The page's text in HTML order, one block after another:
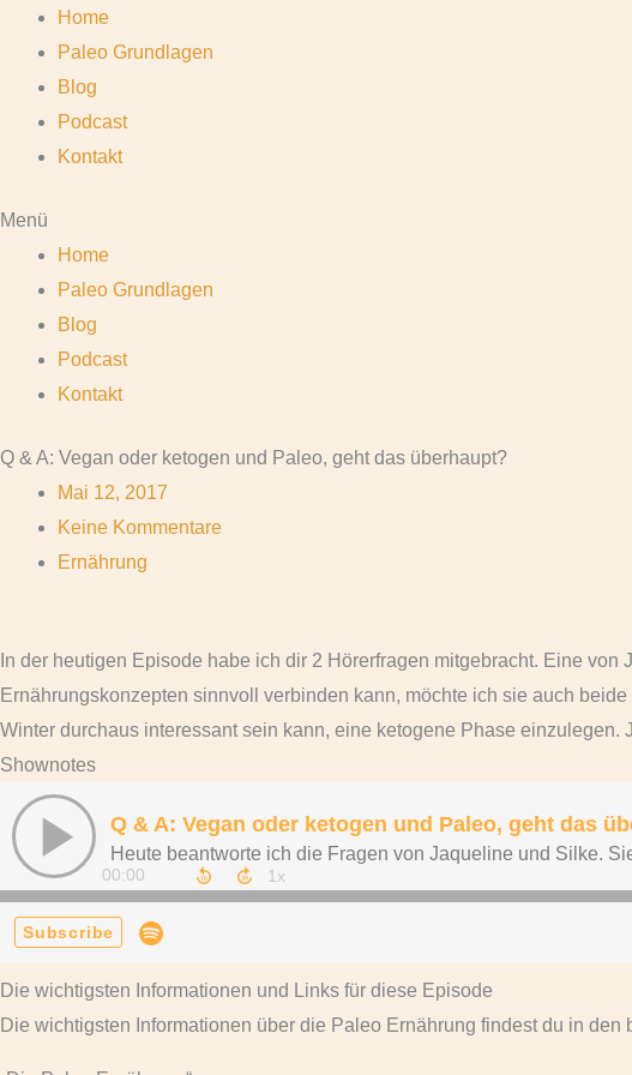
Home
Paleo Grundlagen
Blog
Podcast
Kontakt
Menü
Home
Paleo Grundlagen
Blog
Podcast
Kontakt
Q & A: Vegan oder ketogen und Paleo, geht das überhaupt?
Mai 12, 2017
Keine Kommentare
Ernährung
In der heutigen Episode habe ich dir 2 Hörerfragen mitgebracht. Eine
Ernährungskonzepten sinnvoll verbinden kann, möchte ich sie auch
Winter durchaus interessant sein kann, eine ketogene Phase
Shownotes
Die wichtigsten Informationen und Links für diese Episode
Die wichtigsten Informationen über die Paleo Ernährung findest du in den